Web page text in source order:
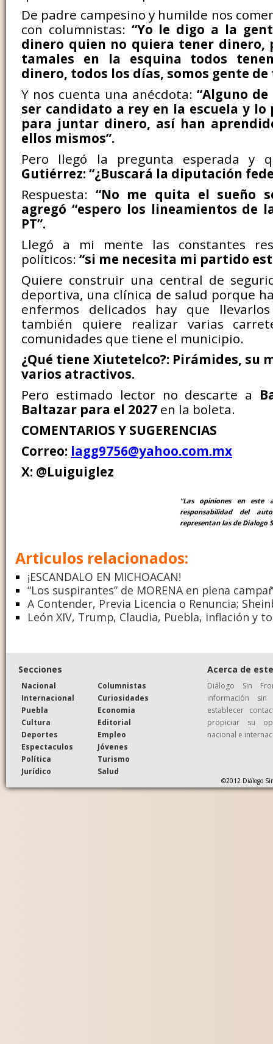
De padre campesino y humilde nos
con columnistas: “Yo le digo a la
dinero quien no quiera tener dinero,
tamales en la esquina todos
dinero, todos los días, somos gente de
Y nos cuenta una anécdota: “Alguno
ser candidato a rey en la escuela y
para juntar dinero, así han
ellos mismos”.
Pero llegó la pregunta esperada y
Gutiérrez: “¿Buscará la diputación
Respuesta: “No me quita el sueño
agregó “espero los lineamientos de
PT”.
Llegó a mi mente las constantes
políticos: “si me necesita mi partido
Quiere construir una central de
deportiva, una clínica de salud porque
enfermos delicados hay que
también quiere realizar varias
comunidades que tiene el municipio.
¿Qué tiene Xiutetelco?: Pirámides, su
varios atractivos.
Pero estimado lector no descarte a
Baltazar para el 2027 en la boleta.
COMENTARIOS Y SUGERENCIAS
Correo: lagg9756@yahoo.com.mx
X: @Luiguiglez
"Las opiniones en este
responsabilidad del
representan las de Dialogo
Articulos relacionados:
¡ESCANDALO EN MICHOACAN!
“Los suspirantes” de MORENA en plena
A Contender, Previa Licencia o Renuncia;
León XIV, Trump, Claudia, Puebla, inflación y
Secciones
Nacional
Internacional
Puebla
Cultura
Deportes
Espectaculos
Política
Jurídico
Columnistas
Curiosidades
Economia
Editorial
Empleo
Jóvenes
Turismo
Salud
Acerca de
Diálogo Sin
información sin
establecer
propiciar su
nacional e
©2012 Diálogo